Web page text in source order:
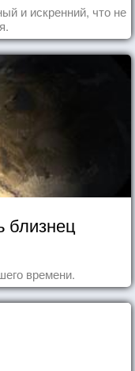
и искренний, что не
близнец
времени.